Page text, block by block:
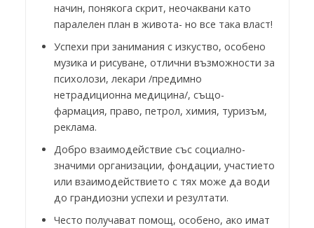
начин, понякога скрит, неочаквани като
паралелен план в живота- но все така власт!
Успехи при занимания с изкуство, особено
музика и рисуване, отлични възможности за
психолози, лекари /предимно
нетрадиционна медицина/, също-
фармация, право, петрол, химия, туризъм,
реклама.
Добро взаимодействие със социално-
значими организации, фондации, участието
или взаимодействието с тях може да води
до грандиозни успехи и резултати.
Често получават помощ, особено, ако имат